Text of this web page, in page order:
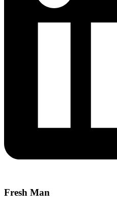
Fresh Man